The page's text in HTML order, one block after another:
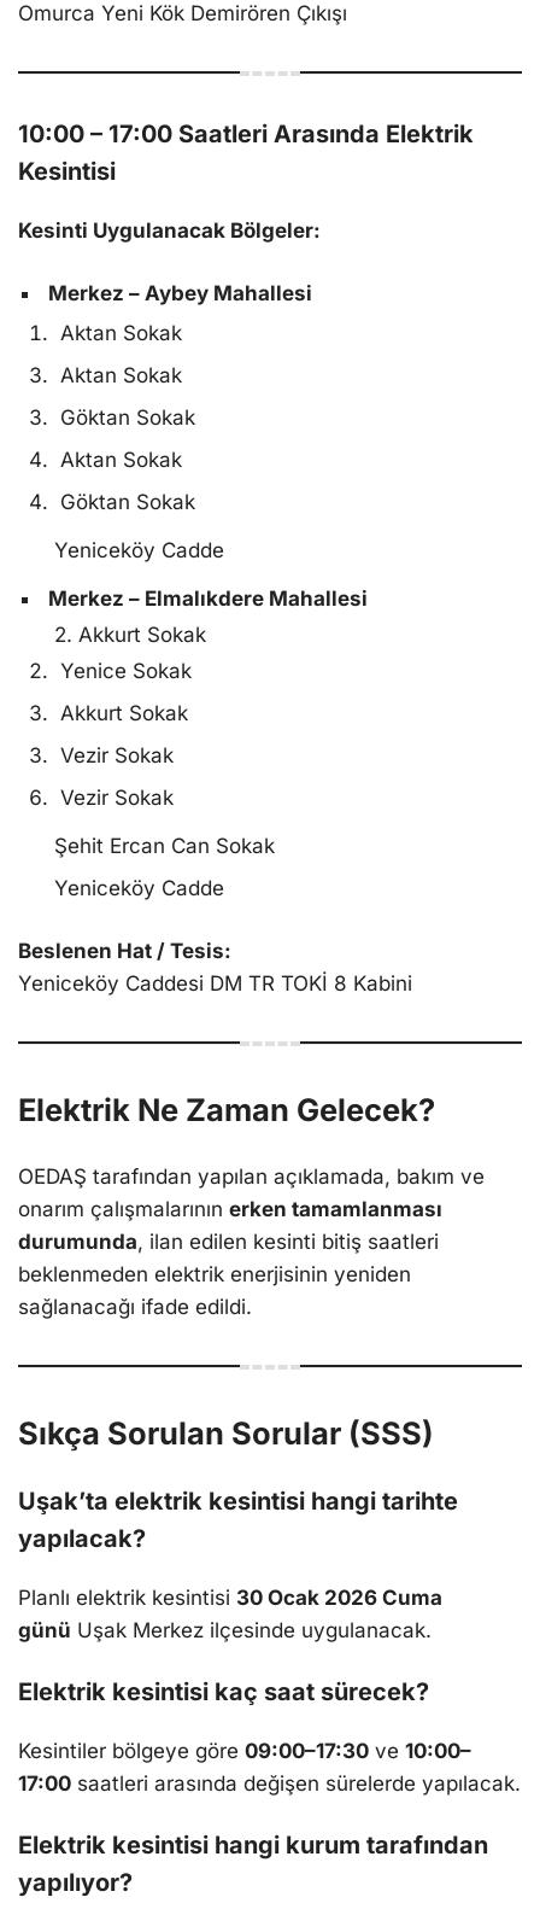
Omurca Yeni Kök Demirören Çıkışı
10:00 – 17:00 Saatleri Arasında Elektrik
Kesintisi
Kesinti Uygulanacak Bölgeler:
Merkez – Aybey Mahallesi
Aktan Sokak
Aktan Sokak
Göktan Sokak
Aktan Sokak
Göktan Sokak
Yeniceköy Cadde
Merkez – Elmalıkdere Mahallesi
2. Akkurt Sokak
Yenice Sokak
Akkurt Sokak
Vezir Sokak
Vezir Sokak
Şehit Ercan Can Sokak
Yeniceköy Cadde
Beslenen Hat / Tesis:
Yeniceköy Caddesi DM TR TOKİ 8 Kabini
Elektrik Ne Zaman Gelecek?
OEDAŞ tarafından yapılan açıklamada, bakım ve
onarım çalışmalarının erken tamamlanması
durumunda, ilan edilen kesinti bitiş saatleri
beklenmeden elektrik enerjisinin yeniden
sağlanacağı ifade edildi.
Sıkça Sorulan Sorular (SSS)
Uşak’ta elektrik kesintisi hangi tarihte
yapılacak?
Planlı elektrik kesintisi 30 Ocak 2026 Cuma
günü Uşak Merkez ilçesinde uygulanacak.
Elektrik kesintisi kaç saat sürecek?
Kesintiler bölgeye göre 09:00–17:30 ve 10:00–
17:00 saatleri arasında değişen sürelerde yapılacak.
Elektrik kesintisi hangi kurum tarafından
yapılıyor?